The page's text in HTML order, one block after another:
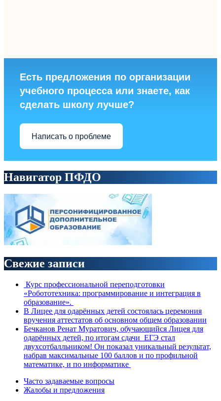
Есть предложения по организации
учебного процесса или знаете, как
сделать школу лучше?
Написать о проблеме
Навигатор ПФДО
Свежие записи
Курс профессиональной переподготовки
«Робототехника: программирование и интеграция в
образование».
В Лицее для одарённых детей состоялась церемония
вручения аттестатов об основном общем образовании
Бечканов Ренат Муратович, обучающийся Лицея для
одарённых детей, по итогам сдачи ЕГЭ стал
двухсотбалльником! Он показал уникальный результат,
набрав максимальные 100 баллов и по профильной
математике, и по информатике
Часто задаваемые вопросы
Жалобы и предложения